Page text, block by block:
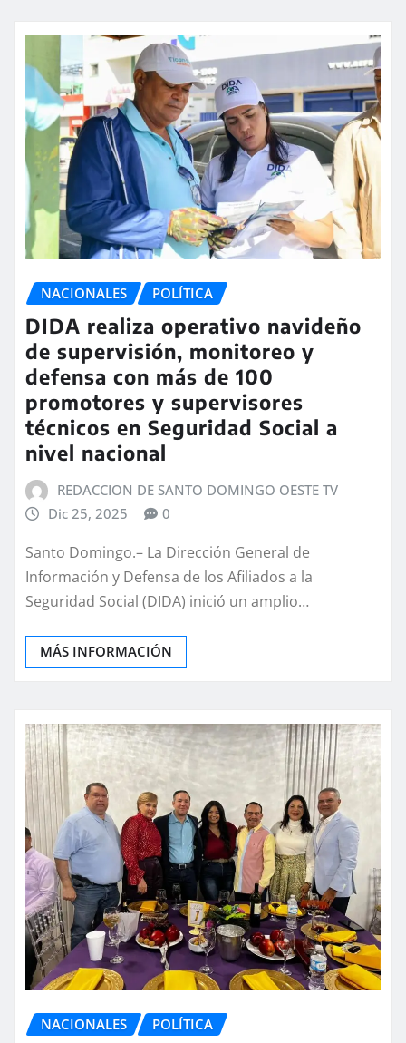
NACIONALES POLÍTICA
DIDA realiza operativo navideño
de supervisión, monitoreo y
defensa con más de 100
promotores y supervisores
técnicos en Seguridad Social a
nivel nacional
REDACCION DE SANTO DOMINGO OESTE TV
Dic 25, 2025
0
Santo Domingo.– La Dirección General de
Información y Defensa de los Afiliados a la
Seguridad Social (DIDA) inició un amplio…
MÁS INFORMACIÓN
NACIONALES POLÍTICA